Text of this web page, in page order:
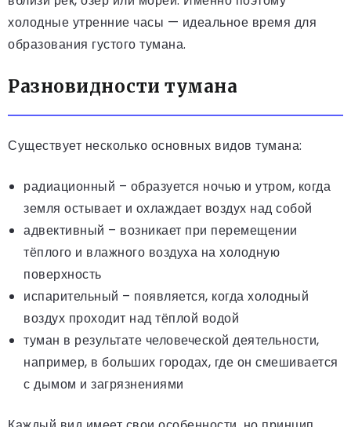
холодные утренние часы — идеальное время для
образования густого тумана.
Разновидности тумана
Существует несколько основных видов тумана:
радиационный – образуется ночью и утром, когда
земля остывает и охлаждает воздух над собой
адвективный – возникает при перемещении
тёплого и влажного воздуха на холодную
поверхность
испарительный – появляется, когда холодный
воздух проходит над тёплой водой
туман в результате человеческой деятельности,
например, в больших городах, где он смешивается
с дымом и загрязнениями